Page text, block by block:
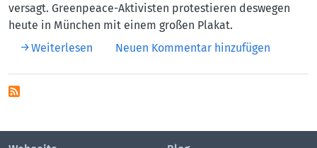
versagt. Greenpeace-Aktivisten protestieren deswegen
heute in München mit einem großen Plakat.
Weiterlesen über Bienenschutz: Mangelhaft auf allen
Neuen Kommentar hinzufügen